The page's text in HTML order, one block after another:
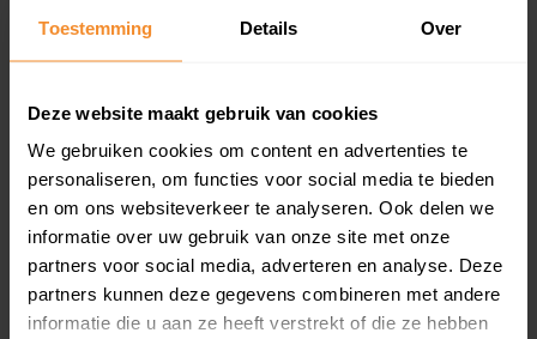
Toestemming Details Over
Deze website maakt gebruik van cookies
We gebruiken cookies om content en advertenties te
personaliseren, om functies voor social media te bieden
en om ons websiteverkeer te analyseren. Ook delen we
informatie over uw gebruik van onze site met onze
partners voor social media, adverteren en analyse. Deze
partners kunnen deze gegevens combineren met andere
informatie die u aan ze heeft verstrekt of die ze hebben
Een overzicht van alle verkochte woningen (koopsom
Bekijk product
Direct leverbaar